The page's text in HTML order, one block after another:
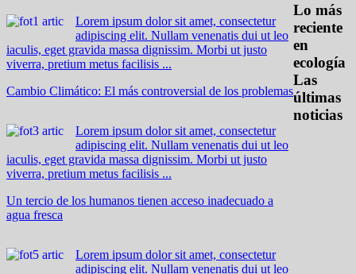
Lorem ipsum dolor sit amet, consectetur
adipiscing elit. Nullam venenatis dui ut leo
iaculis, eget gravida massa dignissim. Morbi ut justo
viverra, pretium metus facilisis ...
Cambio Climático: El más controversial de los problemas
Lorem ipsum dolor sit amet, consectetur
adipiscing elit. Nullam venenatis dui ut leo
iaculis, eget gravida massa dignissim. Morbi ut justo
viverra, pretium metus facilisis ...
Un tercio de los humanos tienen acceso inadecuado a
agua fresca
Lorem ipsum dolor sit amet, consectetur
adipiscing elit. Nullam venenatis dui ut leo
Lo más
reciente
en
ecología
Las
últimas
noticias